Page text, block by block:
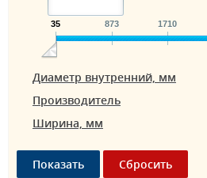
35 873 1710
Диаметр внутренний, мм
Производитель
Ширина, мм